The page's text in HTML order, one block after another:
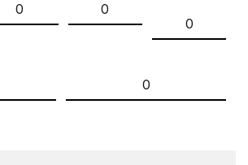
0
0
0
0